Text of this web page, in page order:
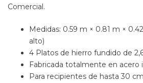
Comercial.
Medidas: 0.59 m × 0.81 m ×
alto)
4 Platos de hierro fundido de
Fabricada totalmente en acero
Para recipientes de hasta 30